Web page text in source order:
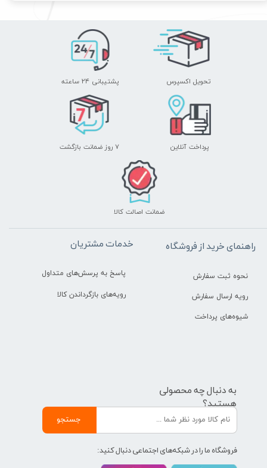
تحویل اکسپرس پشتیبانی ۲۴ ساعته
پرداخت آنلاین ۷ روز ضمانت بازگشت
ضمانت اصالت کالا
راهنمای خرید از فروشگاه
نحوه ثبت سفارش
رویه ارسال سفارش
شیوه‌های پرداخت
خدمات مشتریان
پاسخ به پرسش‌های متداول
رویه‌های بازگرداندن کالا
به دنبال چه محصولی
هستید؟
جستجو
فروشگاه ما را در شبکه‌های اجتماعی دنبال کنید: